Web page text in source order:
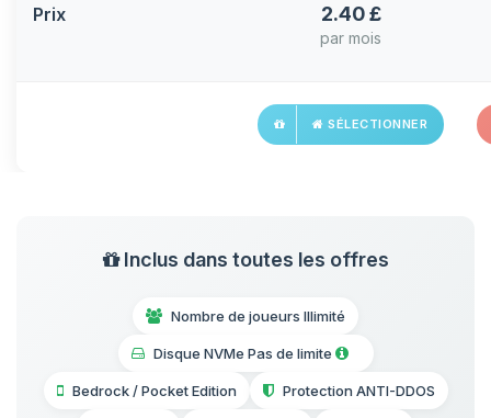
Prix 2.40 £
par mois
SÉLECTIONNER
Inclus dans toutes les offres
Nombre de joueurs Illimité
Disque NVMe Pas de limite
Bedrock / Pocket Edition Protection ANTI-DDOS